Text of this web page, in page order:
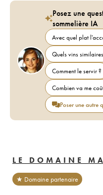
Posez une
sommelière IA
Avec quel plat
Quels vins
Comment le servir ?
Combien va me
Poser une autre
LE DOMAINE
★ Domaine partenaire